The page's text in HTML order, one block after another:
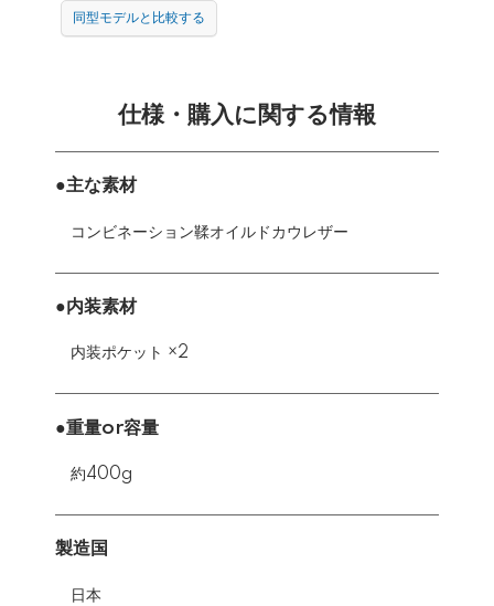
同型モデルと比較する
仕様・購入に関する情報
●主な素材
コンビネーション鞣オイルドカウレザー
●内装素材
内装ポケット ×2
●重量or容量
約400g
製造国
日本